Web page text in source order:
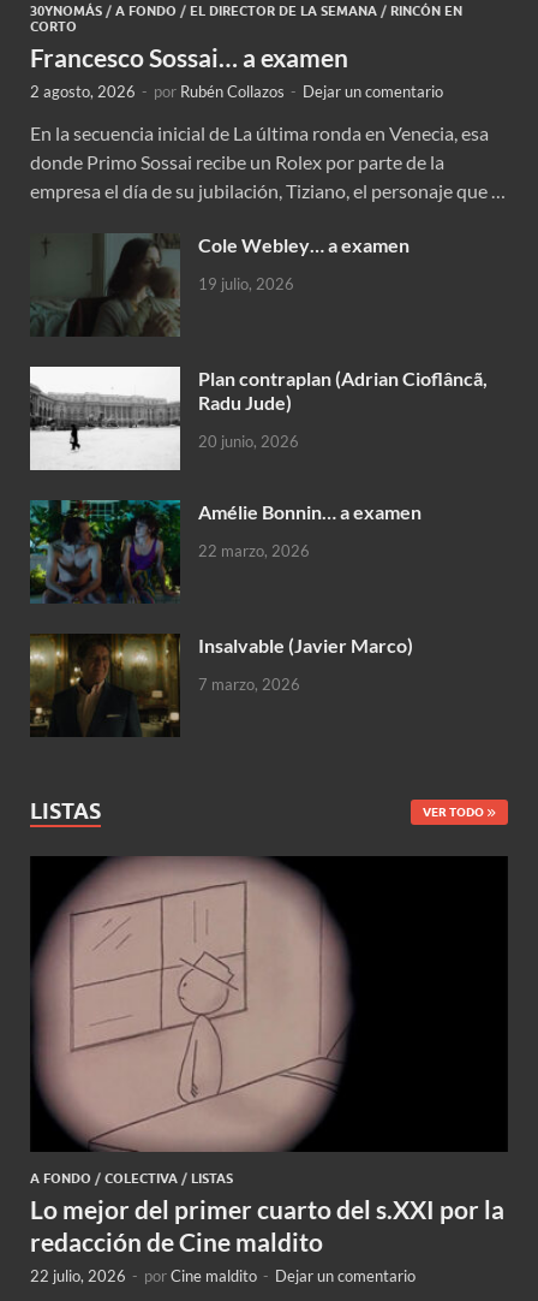
30YNOMÁS / A FONDO / EL DIRECTOR DE LA SEMANA / RINCÓN EN
CORTO
Francesco Sossai… a examen
2 agosto, 2026 - por Rubén Collazos - Dejar un comentario
En la secuencia inicial de La última ronda en Venecia, esa
donde Primo Sossai recibe un Rolex por parte de la
empresa el día de su jubilación, Tiziano, el personaje que …
Cole Webley… a examen
19 julio, 2026
Plan contraplan (Adrian Cioflâncã,
Radu Jude)
20 junio, 2026
Amélie Bonnin… a examen
22 marzo, 2026
Insalvable (Javier Marco)
7 marzo, 2026
LISTAS VER TODO
A FONDO / COLECTIVA / LISTAS
Lo mejor del primer cuarto del s.XXI por la
redacción de Cine maldito
22 julio, 2026 - porCine maldito - Dejar un comentario